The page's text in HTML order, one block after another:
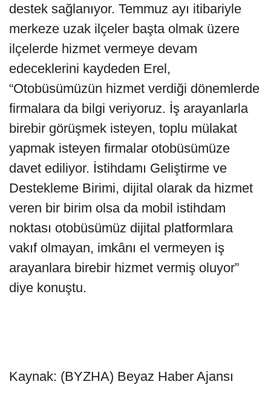
destek sağlanıyor. Temmuz ayı itibariyle
merkeze uzak ilçeler başta olmak üzere
ilçelerde hizmet vermeye devam
edeceklerini kaydeden Erel,
“Otobüsümüzün hizmet verdiği dönemlerde
firmalara da bilgi veriyoruz. İş arayanlarla
birebir görüşmek isteyen, toplu mülakat
yapmak isteyen firmalar otobüsümüze
davet ediliyor. İstihdamı Geliştirme ve
Destekleme Birimi, dijital olarak da hizmet
veren bir birim olsa da mobil istihdam
noktası otobüsümüz dijital platformlara
vakıf olmayan, imkânı el vermeyen iş
arayanlara birebir hizmet vermiş oluyor”
diye konuştu.
Kaynak: (BYZHA) Beyaz Haber Ajansı